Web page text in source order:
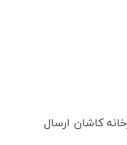
کاشان ارسال